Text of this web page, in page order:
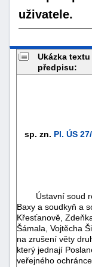
uživatele.
Ukázka textu
předpisu:
sp. zn. Pl. ÚS
Ústavní soud
Baxy a soudkyň a
Křesťanově,
Šámala, Vojtěcha
na zrušení věty
který jednají
veřejného